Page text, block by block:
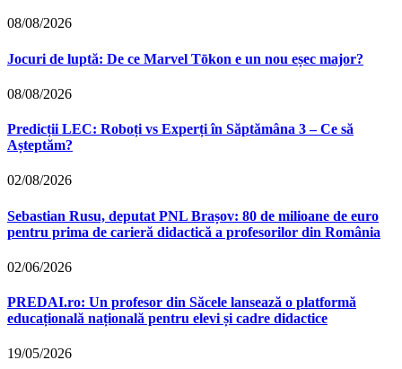
08/08/2026
Jocuri de luptă: De ce Marvel Tōkon e un nou eșec major?
08/08/2026
Predicții LEC: Roboți vs Experți în Săptămâna 3 – Ce să
Așteptăm?
02/08/2026
Sebastian Rusu, deputat PNL Brașov: 80 de milioane de euro
pentru prima de carieră didactică a profesorilor din România
02/06/2026
PREDAI.ro: Un profesor din Săcele lansează o platformă
educațională națională pentru elevi și cadre didactice
19/05/2026